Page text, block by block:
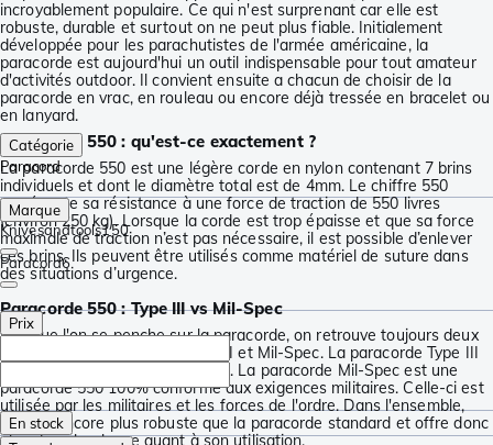
incroyablement populaire. Ce qui n'est surprenant car elle est
robuste, durable et surtout on ne peut plus fiable. Initialement
développée pour les parachutistes de l'armée américaine, la
paracorde est aujourd'hui un outil indispensable pour tout amateur
d'activités outdoor. Il convient ensuite a chacun de choisir de la
paracorde en vrac, en rouleau ou encore déjà tressée en bracelet ou
en lanyard.
Paracorde 550 : qu'est-ce exactement ?
La paracorde 550 est une légère corde en nylon contenant 7 brins
individuels et dont le diamètre total est de 4mm. Le chiffre 550
représente sa résistance à une force de traction de 550 livres
(environ 250 kg). Lorsque la corde est trop épaisse et que sa force
maximale de traction n’est pas nécessaire, il est possible d’enlever
ces brins. Ils peuvent être utilisés comme matériel de suture dans
des situations d’urgence.
Paracorde 550 : Type III vs Mil-Spec
Lorsque l'on se penche sur la paracorde, on retrouve toujours deux
types de paracorde 550 : Type III et Mil-Spec. La paracorde Type III
est une paracorde 550 standard. La paracorde Mil-Spec est une
paracorde 550 100% conforme aux exigences militaires. Celle-ci est
utilisée par les militaires et les forces de l'ordre. Dans l'ensemble,
elle est encore plus robuste que la paracorde standard et offre donc
Catégorie
Paracord
Marque
Knivesandtools150
Paracord6
Prix
En stock